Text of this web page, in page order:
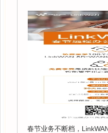
春节业务不断档，